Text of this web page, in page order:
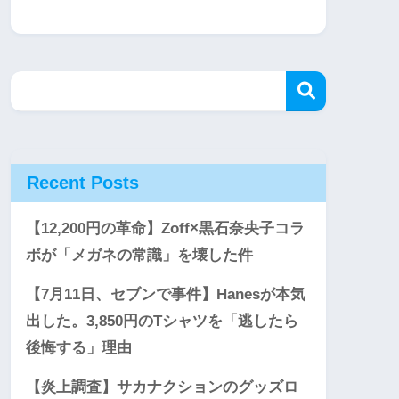
Recent Posts
【12,200円の革命】Zoff×黒石奈央子コラ
ボが「メガネの常識」を壊した件
【7月11日、セブンで事件】Hanesが本気
出した。3,850円のTシャツを「逃したら
後悔する」理由
【炎上調査】サカナクションのグッズロ